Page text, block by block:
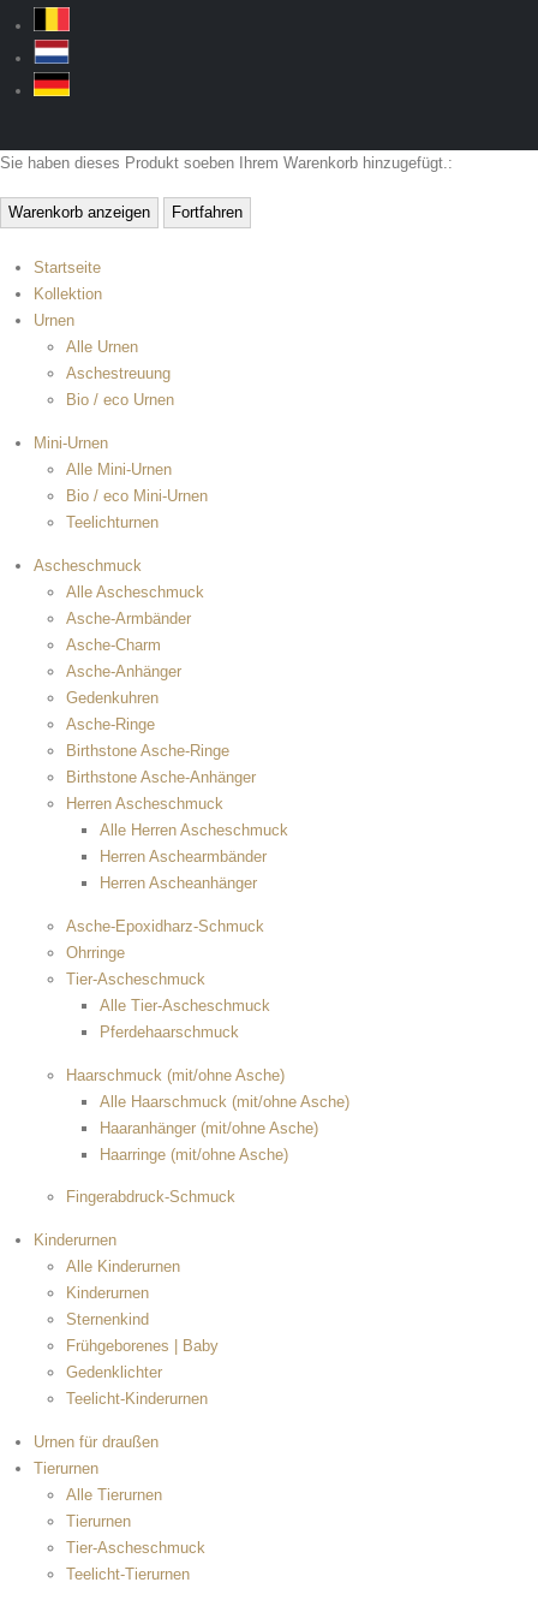
Sie haben dieses Produkt soeben Ihrem Warenkorb hinzugefügt.:
Warenkorb anzeigen Fortfahren
Startseite
Kollektion
Urnen
Alle Urnen
Aschestreuung
Bio / eco Urnen
Mini-Urnen
Alle Mini-Urnen
Bio / eco Mini-Urnen
Teelichturnen
Ascheschmuck
Alle Ascheschmuck
Asche-Armbänder
Asche-Charm
Asche-Anhänger
Gedenkuhren
Asche-Ringe
Birthstone Asche-Ringe
Birthstone Asche-Anhänger
Herren Ascheschmuck
Alle Herren Ascheschmuck
Herren Aschearmbänder
Herren Ascheanhänger
Asche-Epoxidharz-Schmuck
Ohrringe
Tier-Ascheschmuck
Alle Tier-Ascheschmuck
Pferdehaarschmuck
Haarschmuck (mit/ohne Asche)
Alle Haarschmuck (mit/ohne Asche)
Haaranhänger (mit/ohne Asche)
Haarringe (mit/ohne Asche)
Fingerabdruck-Schmuck
Kinderurnen
Alle Kinderurnen
Kinderurnen
Sternenkind
Frühgeborenes | Baby
Gedenklichter
Teelicht-Kinderurnen
Urnen für draußen
Tierurnen
Alle Tierurnen
Tierurnen
Tier-Ascheschmuck
Teelicht-Tierurnen